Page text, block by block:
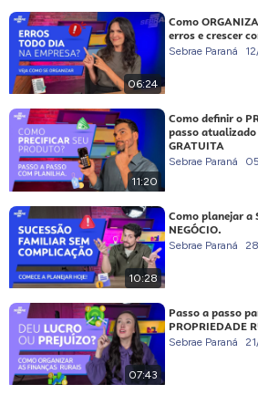
06:24
Como
erros e crescer
Sebrae Paraná
11:20
Como definir o
passo
GRATUITA
Sebrae Paraná
10:28
Como planejar a
NEGÓCIO.
Sebrae Paraná
07:43
Passo a passo
PROPRIEDADE
Sebrae Paraná